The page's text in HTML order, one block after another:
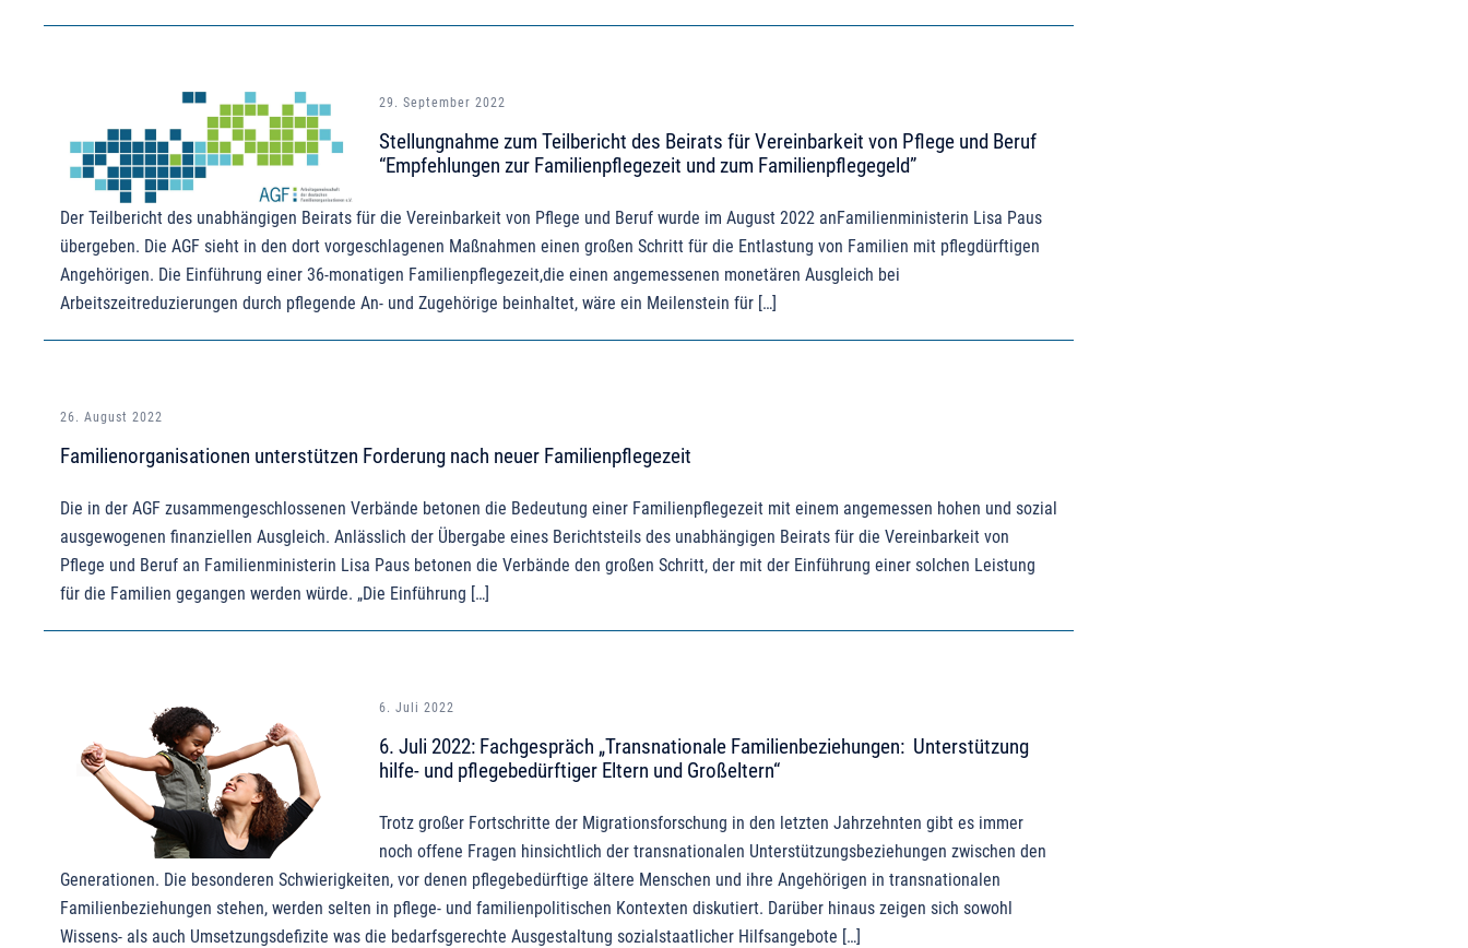
29. September 2022
Stellungnahme zum Teilbericht des Beirats für Vereinbarkeit von Pflege und Beruf
“Empfehlungen zur Familienpflegezeit und zum Familienpflegegeld”
Der Teilbericht des unabhängigen Beirats für die Vereinbarkeit von Pflege und Beruf wurde im August 2022 anFamilienministerin Lisa Paus
übergeben. Die AGF sieht in den dort vorgeschlagenen Maßnahmen einen großen Schritt für die Entlastung von Familien mit pflegdürftigen
Angehörigen. Die Einführung einer 36-monatigen Familienpflegezeit,die einen angemessenen monetären Ausgleich bei
Arbeitszeitreduzierungen durch pflegende An- und Zugehörige beinhaltet, wäre ein Meilenstein für […]
26. August 2022
Familienorganisationen unterstützen Forderung nach neuer Familienpflegezeit
Die in der AGF zusammengeschlossenen Verbände betonen die Bedeutung einer Familienpflegezeit mit einem angemessen hohen und sozial
ausgewogenen finanziellen Ausgleich. Anlässlich der Übergabe eines Berichtsteils des unabhängigen Beirats für die Vereinbarkeit von
Pflege und Beruf an Familienministerin Lisa Paus betonen die Verbände den großen Schritt, der mit der Einführung einer solchen Leistung
für die Familien gegangen werden würde. „Die Einführung […]
6. Juli 2022
6. Juli 2022: Fachgespräch „Transnationale Familienbeziehungen: Unterstützung
hilfe- und pflegebedürftiger Eltern und Großeltern“
Trotz großer Fortschritte der Migrationsforschung in den letzten Jahrzehnten gibt es immer
noch offene Fragen hinsichtlich der transnationalen Unterstützungsbeziehungen zwischen den
Generationen. Die besonderen Schwierigkeiten, vor denen pflegebedürftige ältere Menschen und ihre Angehörigen in transnationalen
Familienbeziehungen stehen, werden selten in pflege- und familienpolitischen Kontexten diskutiert. Darüber hinaus zeigen sich sowohl
Wissens- als auch Umsetzungsdefizite was die bedarfsgerechte Ausgestaltung sozialstaatlicher Hilfsangebote […]